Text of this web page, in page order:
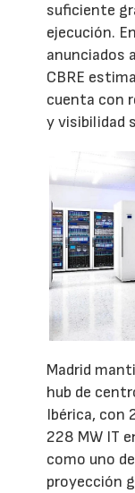
suficiente
ejecución.
anunciados
CBRE
cuenta con
y visibilidad
Madrid
hub de
Ibérica, con
228 MW IT
como uno
proyección